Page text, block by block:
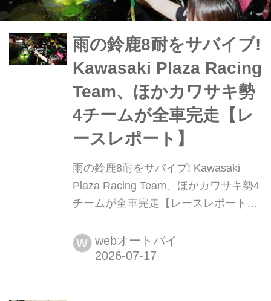
雨の鈴鹿8耐をサバイブ!
Kawasaki Plaza Racing
Team、ほかカワサキ勢
4チームが全車完走【レ
ースレポート】
雨の鈴鹿8耐をサバイブ! Kawasaki
Plaza Racing Team、ほかカワサキ勢4
チームが全車完走【レースレポート】
ドレースが今年も開幕し、カワサキの
誇りを胸に過酷なレースへ挑む5つの
W webオートバイ